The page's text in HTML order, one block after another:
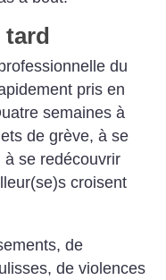
tard
du
pris en
semaines à
de grève, à se
à se redécouvrir
croisent
de
de violences